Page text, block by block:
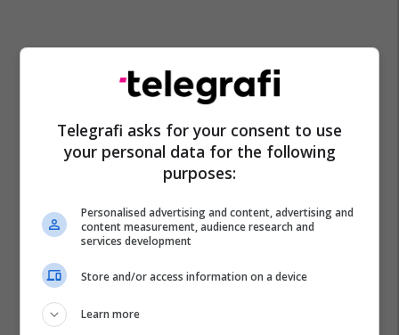
Telegrafi asks for your consent to use
your personal data for the following
purposes:
Personalised advertising and content, advertising and
content measurement, audience research and
services development
Store and/or access information on a device
Learn more